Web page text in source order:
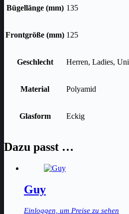
Bügellänge (mm) 135
Frontgröße (mm) 125
Geschlecht Herren, Ladies, Uni
Material Polyamid
Glasform Eckig
Dazu passt …
Guy
Einloggen, um Preise zu sehen